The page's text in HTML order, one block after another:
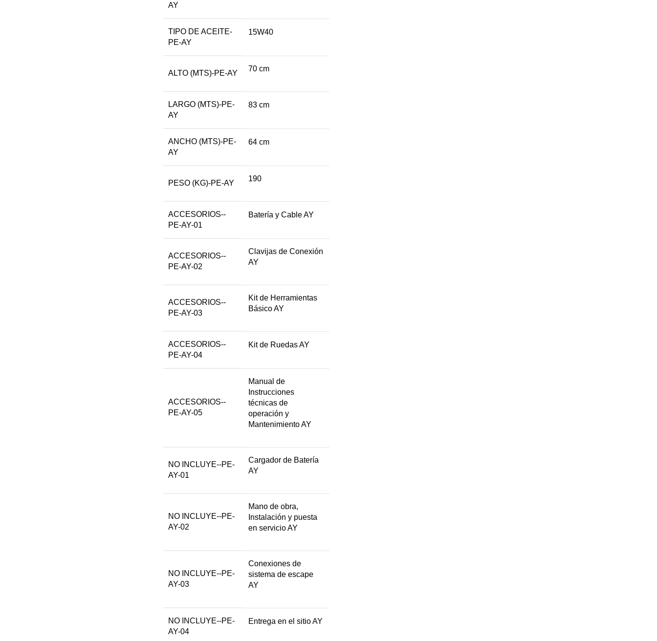
AY
TIPO DE ACEITE-
PE-AY
15W40
ALTO (MTS)-PE-AY
70 cm
LARGO (MTS)-PE-
AY
83 cm
ANCHO (MTS)-PE-
AY
64 cm
PESO (KG)-PE-AY
190
ACCESORIOS--
PE-AY-01
Batería y Cable AY
ACCESORIOS--
PE-AY-02
Clavijas de Conexión
AY
ACCESORIOS--
PE-AY-03
Kit de Herramientas
Básico AY
ACCESORIOS--
PE-AY-04
Kit de Ruedas AY
ACCESORIOS--
PE-AY-05
Manual de
Instrucciones
técnicas de
operación y
Mantenimiento AY
NO INCLUYE--PE-
AY-01
Cargador de Batería
AY
NO INCLUYE--PE-
AY-02
Mano de obra,
Instalación y puesta
en servicio AY
NO INCLUYE--PE-
AY-03
Conexiones de
sistema de escape
AY
NO INCLUYE--PE-
AY-04
Entrega en el sitio AY